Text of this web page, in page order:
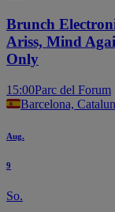
Brunch
Ariss, Mind
Only
15:00Parc del Forum
Barcelona,
Aug.
9
So.